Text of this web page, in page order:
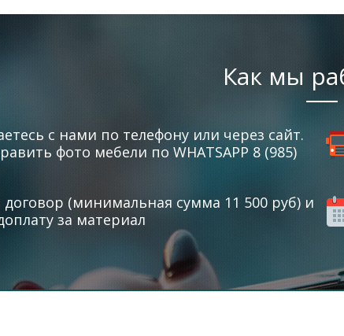
Как мы
с нами по телефону или через сайт.
фото мебели по WHATSAPP 8 (985)
(минимальная сумма 11 500 руб) и
за материал